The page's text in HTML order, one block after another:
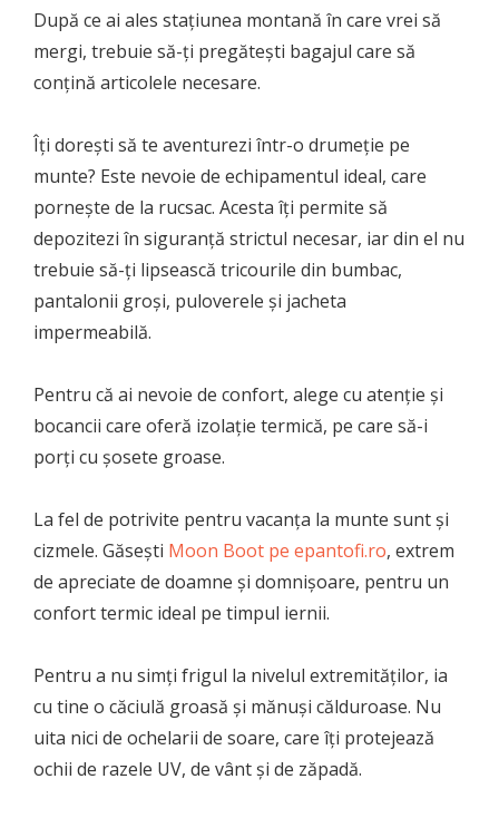
După ce ai ales stațiunea montană în care vrei să
mergi, trebuie să-ți pregătești bagajul care să
conțină articolele necesare.
Îți dorești să te aventurezi într-o drumeție pe
munte? Este nevoie de echipamentul ideal, care
pornește de la rucsac. Acesta îți permite să
depozitezi în siguranță strictul necesar, iar din el nu
trebuie să-ți lipsească tricourile din bumbac,
pantalonii groși, puloverele și jacheta
impermeabilă.
Pentru că ai nevoie de confort, alege cu atenție și
bocancii care oferă izolație termică, pe care să-i
porți cu șosete groase.
La fel de potrivite pentru vacanța la munte sunt și
cizmele. Găsești Moon Boot pe epantofi.ro, extrem
de apreciate de doamne și domnișoare, pentru un
confort termic ideal pe timpul iernii.
Pentru a nu simți frigul la nivelul extremităților, ia
cu tine o căciulă groasă și mănuși călduroase. Nu
uita nici de ochelarii de soare, care îți protejează
ochii de razele UV, de vânt și de zăpadă.